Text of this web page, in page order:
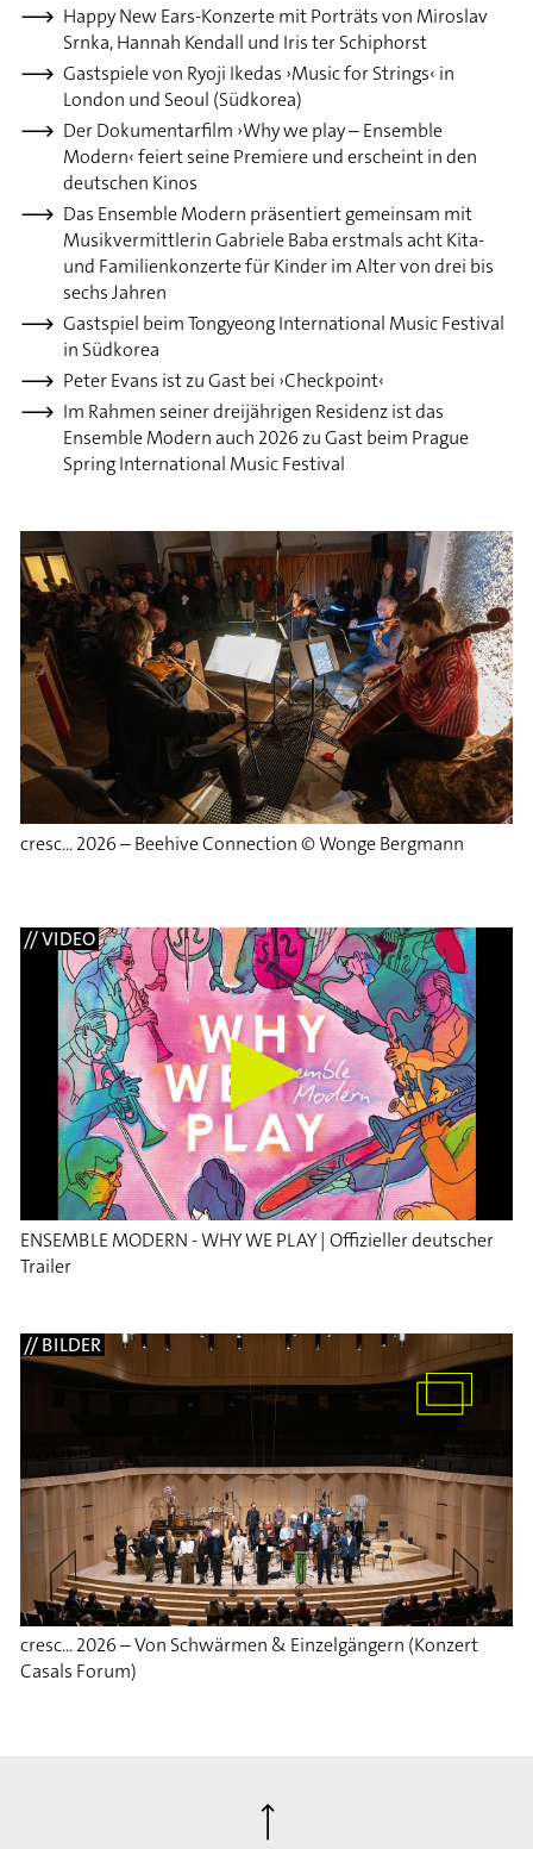
cresc... 2026 – Beehive Connection © Wonge Bergmann
Happy New Ears-Konzerte mit Porträts von Miroslav
Srnka, Hannah Kendall und Iris ter Schiphorst
Gastspiele von Ryoji Ikedas ›Music for Strings‹ in
London und Seoul (Südkorea)
Der Dokumentarfilm ›Why we play – Ensemble
Modern‹ feiert seine Premiere und erscheint in den
deutschen Kinos
Das Ensemble Modern präsentiert gemeinsam mit
Musikvermittlerin Gabriele Baba erstmals acht Kita-
und Familienkonzerte für Kinder im Alter von drei bis
sechs Jahren
Gastspiel beim Tongyeong International Music Festival
in Südkorea
Peter Evans ist zu Gast bei ›Checkpoint‹
Im Rahmen seiner dreijährigen Residenz ist das
Ensemble Modern auch 2026 zu Gast beim Prague
Spring International Music Festival
// VIDEO
ENSEMBLE MODERN - WHY WE PLAY | Offizieller deutscher
Trailer
// BILDER
cresc... 2026 – Von Schwärmen & Einzelgängern (Konzert
Casals Forum)
⟶